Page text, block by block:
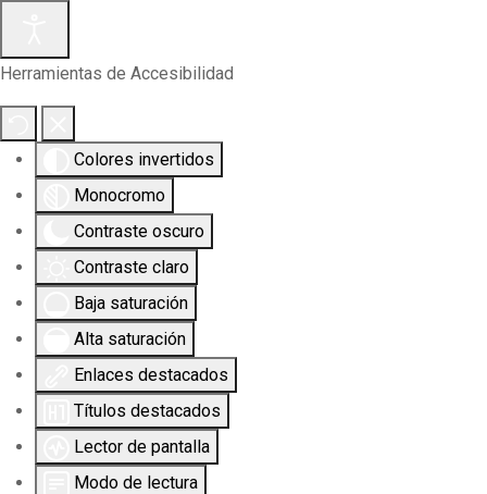
Herramientas de Accesibilidad
Colores invertidos
Monocromo
Contraste oscuro
Contraste claro
Baja saturación
Alta saturación
Enlaces destacados
Títulos destacados
Lector de pantalla
Modo de lectura